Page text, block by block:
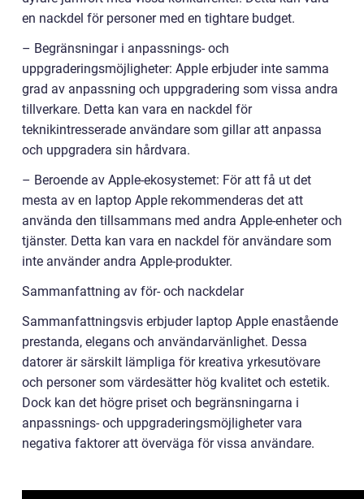
en nackdel för personer med en tightare budget.
– Begränsningar i anpassnings- och
uppgraderingsmöjligheter: Apple erbjuder inte samma
grad av anpassning och uppgradering som vissa andra
tillverkare. Detta kan vara en nackdel för
teknikintresserade användare som gillar att anpassa
och uppgradera sin hårdvara.
– Beroende av Apple-ekosystemet: För att få ut det
mesta av en laptop Apple rekommenderas det att
använda den tillsammans med andra Apple-enheter och
tjänster. Detta kan vara en nackdel för användare som
inte använder andra Apple-produkter.
Sammanfattning av för- och nackdelar
Sammanfattningsvis erbjuder laptop Apple enastående
prestanda, elegans och användarvänlighet. Dessa
datorer är särskilt lämpliga för kreativa yrkesutövare
och personer som värdesätter hög kvalitet och estetik.
Dock kan det högre priset och begränsningarna i
anpassnings- och uppgraderingsmöjligheter vara
negativa faktorer att överväga för vissa användare.